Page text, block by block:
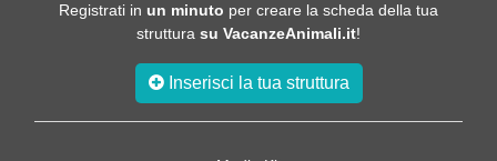
Registrati in un minuto per creare la scheda della tua
struttura su VacanzeAnimali.it!
Inserisci la tua struttura